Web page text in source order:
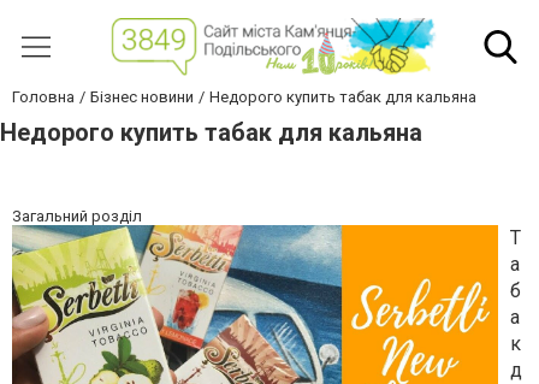
Головна Бізнес новини Недорого купить табак для кальяна
Недорого купить табак для кальяна
Загальний розділ
Т
а
б
а
к
д